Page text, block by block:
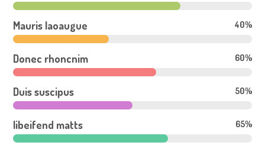
Mauris laoaugue 40%
Donec rhoncnim 60%
Duis suscipus 50%
libeifend matts 65%